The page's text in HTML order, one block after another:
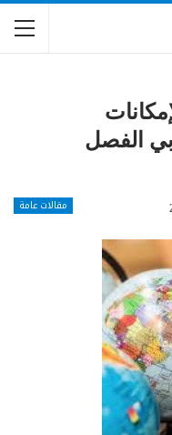
الفصل
مقالات عامة